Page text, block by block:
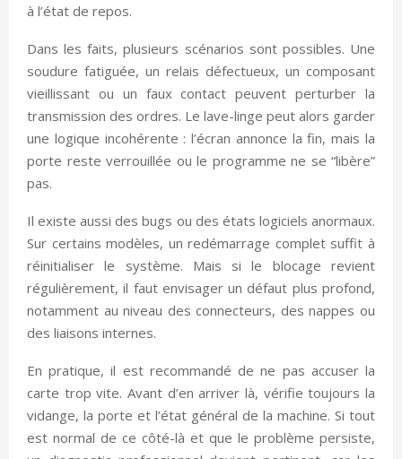
à l’état de repos.
Dans les faits, plusieurs scénarios sont possibles. Une
soudure fatiguée, un relais défectueux, un composant
vieillissant ou un faux contact peuvent perturber la
transmission des ordres. Le lave-linge peut alors garder
une logique incohérente : l’écran annonce la fin, mais la
porte reste verrouillée ou le programme ne se “libère”
pas.
Il existe aussi des bugs ou des états logiciels anormaux.
Sur certains modèles, un redémarrage complet suffit à
réinitialiser le système. Mais si le blocage revient
régulièrement, il faut envisager un défaut plus profond,
notamment au niveau des connecteurs, des nappes ou
des liaisons internes.
En pratique, il est recommandé de ne pas accuser la
carte trop vite. Avant d’en arriver là, vérifie toujours la
vidange, la porte et l’état général de la machine. Si tout
est normal de ce côté-là et que le problème persiste,